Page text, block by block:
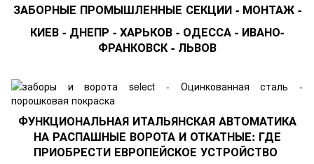
ЗАБОРНЫЕ ПРОМЫШЛЕННЫЕ СЕКЦИИ - МОНТАЖ -
КИЕВ - ДНЕПР - ХАРЬКОВ - ОДЕССА - ИВАНО-
ФРАНКОВСК- ЛЬВОВ
ФУНКЦИОНАЛЬНАЯ ИТАЛЬЯНСКАЯ АВТОМАТИКА
НА РАСПАШНЫЕ ВОРОТА И ОТКАТНЫЕ: ГДЕ
ПРИОБРЕСТИ ЕВРОПЕЙСКОЕ УСТРОЙСТВО